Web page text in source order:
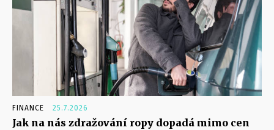
FINANCE 25.7.2026
Jak na nás zdražování ropy dopadá mimo cen